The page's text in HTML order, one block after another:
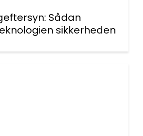
Sådan
sikkerheden